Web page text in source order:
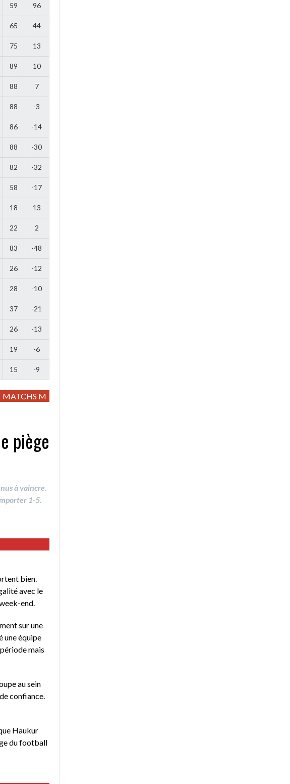
59 96
65 44
75 13
89 10
88 7
88 -3
86 -14
88 -30
82 -32
58 -17
18 13
22 2
83 -48
26 -12
28 -10
37 -21
26 -13
19 -6
15 -9
MATCHS M
piège
à vaincre.
1-5.
bien.
avec le
end.
sur une
une équipe
mais
au sein
confiance.
Haukur
du football